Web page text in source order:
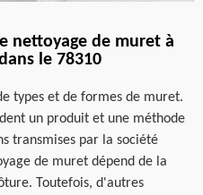
nettoyage de muret à
le 78310
types et de formes de muret.
un produit et une méthode
transmises par la société
de muret dépend de la
Toutefois, d'autres